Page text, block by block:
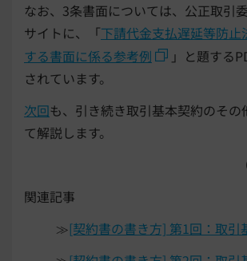
なお、3条書面については、公正取引
サイトに、「下請代金支払遅延等防止
する書面に係る参考例
」と題する
されています。
次回も、引き続き取引基本契約のその
て解説します。
関連記事
≫[契約書の書き方] 第1回：取